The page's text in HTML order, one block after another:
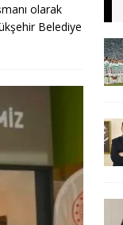
olarak
Belediye